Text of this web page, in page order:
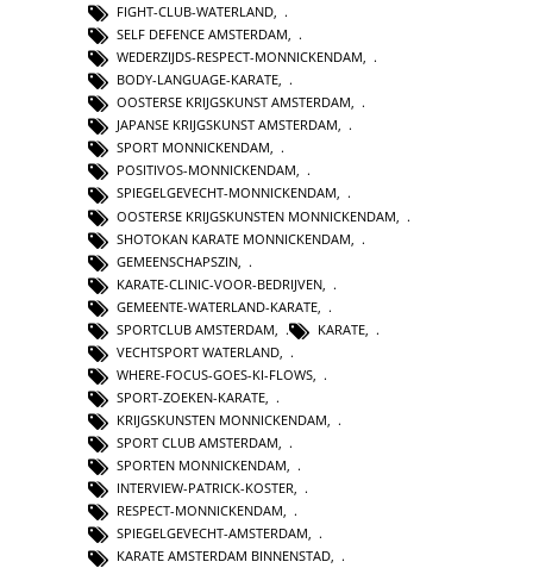
FIGHT-CLUB-WATERLAND
SELF DEFENCE AMSTERDAM,
WEDERZIJDS-RESPECT-MONNICKENDAM,
BODY-LANGUAGE-KARATE,
OOSTERSE KRIJGSKUNST AMSTERDAM,
JAPANSE KRIJGSKUNST AMSTERDAM,
SPORT MONNICKENDAM,
POSITIVOS-MONNICKENDAM,
SPIEGELGEVECHT-MONNICKENDAM,
OOSTERSE KRIJGSKUNSTEN MONNICKENDAM
SHOTOKAN KARATE MONNICKENDAM
GEMEENSCHAPSZIN
KARATE-CLINIC-VOOR-BEDRIJVEN
GEMEENTE-WATERLAND-KARATE
SPORTCLUB AMSTERDAM
KARATE
VECHTSPORT WATERLAND
WHERE-FOCUS-GOES-KI-FLOWS
SPORT-ZOEKEN-KARATE,
KRIJGSKUNSTEN MONNICKENDAM,
SPORT CLUB AMSTERDAM,
SPORTEN MONNICKENDAM,
INTERVIEW-PATRICK-KOSTER,
RESPECT-MONNICKENDAM,
SPIEGELGEVECHT-AMSTERDAM,
KARATE AMSTERDAM BINNENSTAD,